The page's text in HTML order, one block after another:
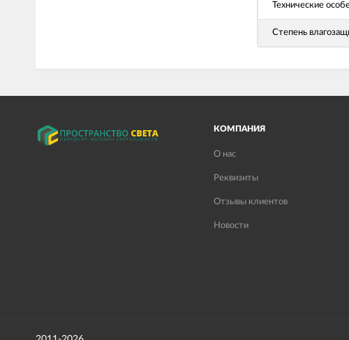
Технические
Степень
КОМПАНИЯ
О нас
Реквизиты
Отзывы клиентов
Новости